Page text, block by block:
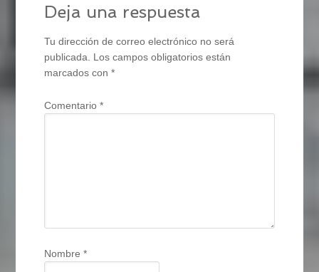
Deja una respuesta
Tu dirección de correo electrónico no será
publicada.
Los campos obligatorios están
marcados con*
Comentario*
Nombre*